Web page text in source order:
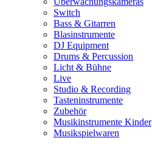
Switch
Bass & Gitarren
Blasinstrumente
DJ Equipment
Drums & Percussion
Licht & Bühne
Live
Studio & Recording
Tasteninstrumente
Zubehör
Musikinstrumente Kinder
Musikspielwaren